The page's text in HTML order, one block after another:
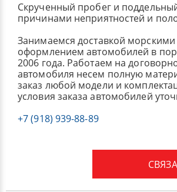
Скрученный пробег и
причинами неприятностей и
Занимаемся доставкой
оформлением автомобилей в
2006 года. Работаем на
автомобиля несем полную
заказ любой модели и
условия заказа автомобилей
+7 (918) 939-88-89